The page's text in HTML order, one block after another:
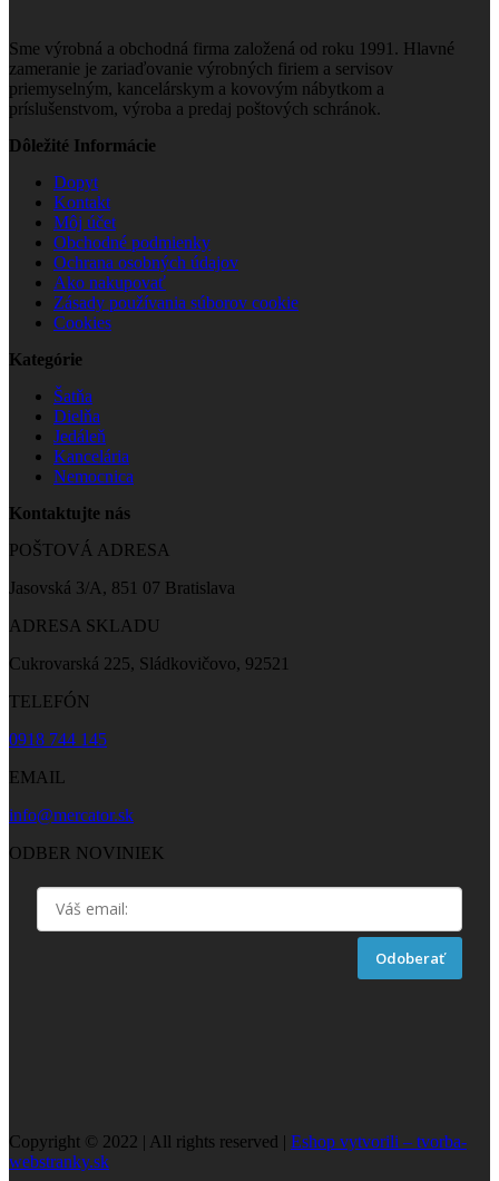
Sme výrobná a obchodná firma založená od roku 1991. Hlavné
zameranie je zariaďovanie výrobných firiem a servisov
priemyselným, kancelárskym a kovovým nábytkom a
príslušenstvom, výroba a predaj poštových schránok.
Dôležité Informácie
Dopyt
Kontakt
Môj účet
Obchodné podmienky
Ochrana osobných údajov
Ako nakupovať
Zásady používania súborov cookie
Cookies
Kategórie
Šatňa
Dielňa
Jedáleň
Kancelária
Nemocnica
Kontaktujte nás
POŠTOVÁ ADRESA
Jasovská 3/A, 851 07 Bratislava
ADRESA SKLADU
Cukrovarská 225, Sládkovičovo, 92521
TELEFÓN
0918 744 145
EMAIL
info@mercator.sk
ODBER NOVINIEK
Odoberať
Copyright © 2022 | All rights reserved | Eshop vytvorili – tvorba-
webstranky.sk